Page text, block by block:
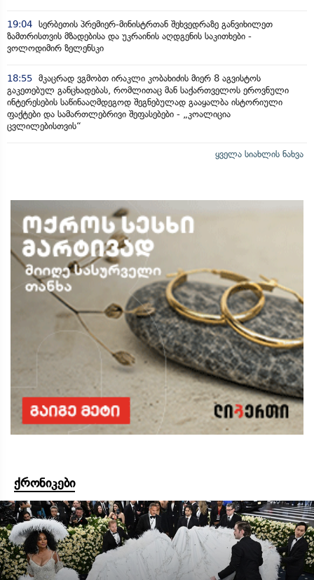
19:04 სერბეთის პრემიერ-მინისტრთან შეხვედრაზე განვიხილეთ
ზამთრისთვის მზადებისა და უკრაინის აღდგენის საკითხები -
ვოლოდიმირ ზელენსკი
18:55 მკაცრად ვგმობთ ირაკლი კობახიძის მიერ 8 აგვისტოს
გაკეთებულ განცხადებას, რომლითაც მან საქართველოს ეროვნული
ინტერესების საწინააღმდეგოდ შეგნებულად გააყალბა ისტორიული
ფაქტები და სამართლებრივი შეფასებები - „კოალიცია
ცვლილებისთვის“
ყველა სიახლის ნახვა
ქრონიკები